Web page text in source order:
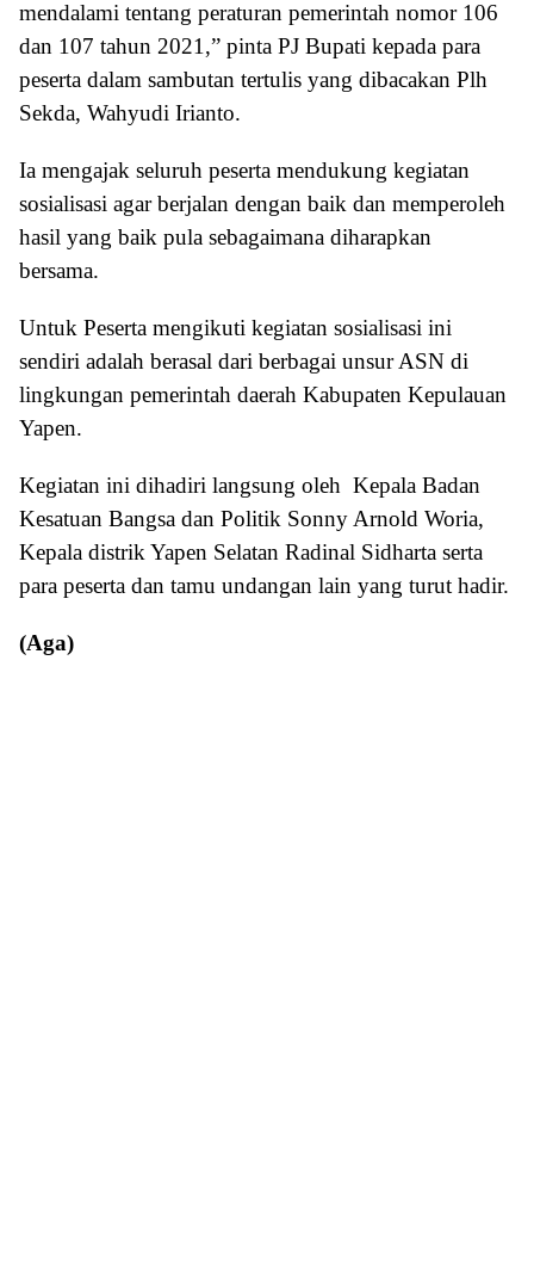
mendalami tentang peraturan pemerintah nomor 106
dan 107 tahun 2021,” pinta PJ Bupati kepada para
peserta dalam sambutan tertulis yang dibacakan Plh
Sekda, Wahyudi Irianto.
Ia mengajak seluruh peserta mendukung kegiatan
sosialisasi agar berjalan dengan baik dan memperoleh
hasil yang baik pula sebagaimana diharapkan
bersama.
Untuk Peserta mengikuti kegiatan sosialisasi ini
sendiri adalah berasal dari berbagai unsur ASN di
lingkungan pemerintah daerah Kabupaten Kepulauan
Yapen.
Kegiatan ini dihadiri langsung oleh Kepala Badan
Kesatuan Bangsa dan Politik Sonny Arnold Woria,
Kepala distrik Yapen Selatan Radinal Sidharta serta
para peserta dan tamu undangan lain yang turut hadir.
(Aga)